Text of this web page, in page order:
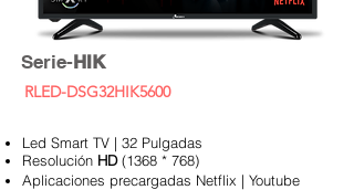
Serie-HIK
RLED-DSG32HIK5600
Led Smart TV | 32 Pulgadas
Resolución HD(1368 * 768)
Aplicaciones precargadas Netflix | Youtube